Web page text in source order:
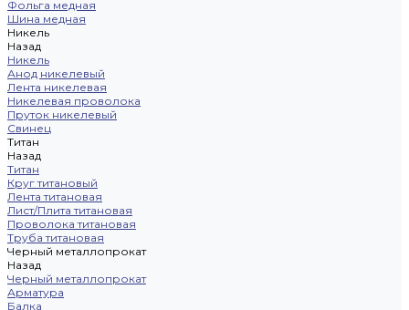
Фольга медная
Шина медная
Никель
Назад
Никель
Анод никелевый
Лента никелевая
Никелевая проволока
Пруток никелевый
Свинец
Титан
Назад
Титан
Круг титановый
Лента титановая
Лист/Плита титановая
Проволока титановая
Труба титановая
Черный металлопрокат
Назад
Черный металлопрокат
Арматура
Балка